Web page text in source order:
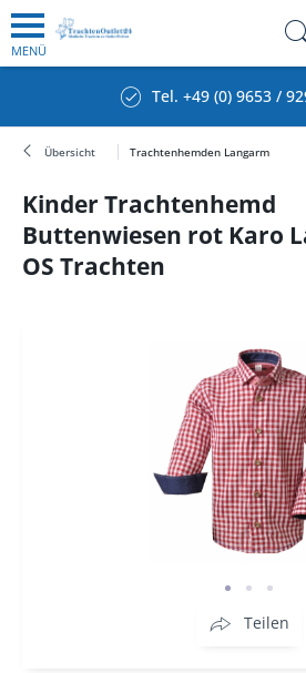
MENÜ
Tel. +49 (0) 9653 /
Übersicht Trachtenhemden Langarm
Kinder Trachtenhemd
Buttenwiesen rot Karo
OS Trachten
Teilen